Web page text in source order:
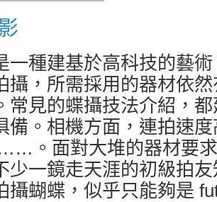
一種建基於高科技的藝
攝，所需採用的器材依
常見的蝶攝技法介紹，
備。相機方面，連拍速
。面對大堆的器材要
少一鏡走天涯的初級拍
攝蝴蝶，似乎只能夠是